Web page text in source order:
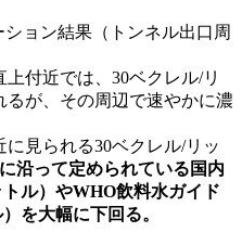
ョン結果（トンネル出口周
付近では、30ベクレル/リ
が、その周辺で速やかに濃
見られる30ベクレル/リッ
沿って定められている国内
ル）やWHO飲料水ガイド
を大幅に下回る。